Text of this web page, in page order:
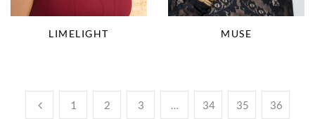
LIMELIGHT MUSE
1 2 3 … 34 35 36